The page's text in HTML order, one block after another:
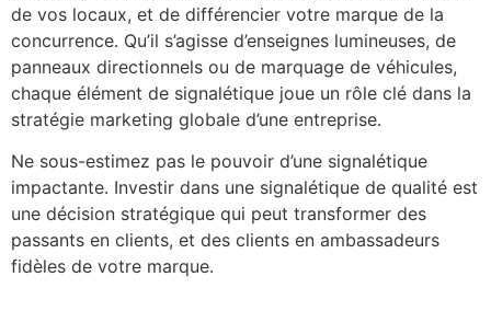
de vos locaux, et de différencier votre marque de la
concurrence. Qu’il s’agisse d’enseignes lumineuses, de
panneaux directionnels ou de marquage de véhicules,
chaque élément de signalétique joue un rôle clé dans la
stratégie marketing globale d’une entreprise.
Ne sous-estimez pas le pouvoir d’une signalétique
impactante. Investir dans une signalétique de qualité est
une décision stratégique qui peut transformer des
passants en clients, et des clients en ambassadeurs
fidèles de votre marque.